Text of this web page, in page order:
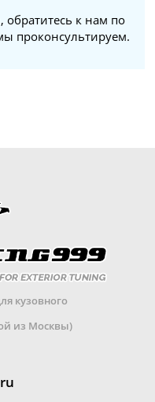
обратитесь к нам по
проконсультируем.
кузовного
из Москвы)